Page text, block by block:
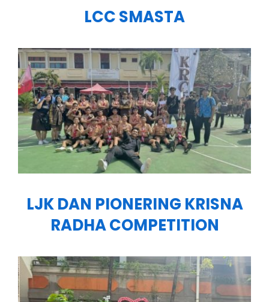
LCC SMASTA
LJK DAN PIONERING KRISNA
RADHA COMPETITION